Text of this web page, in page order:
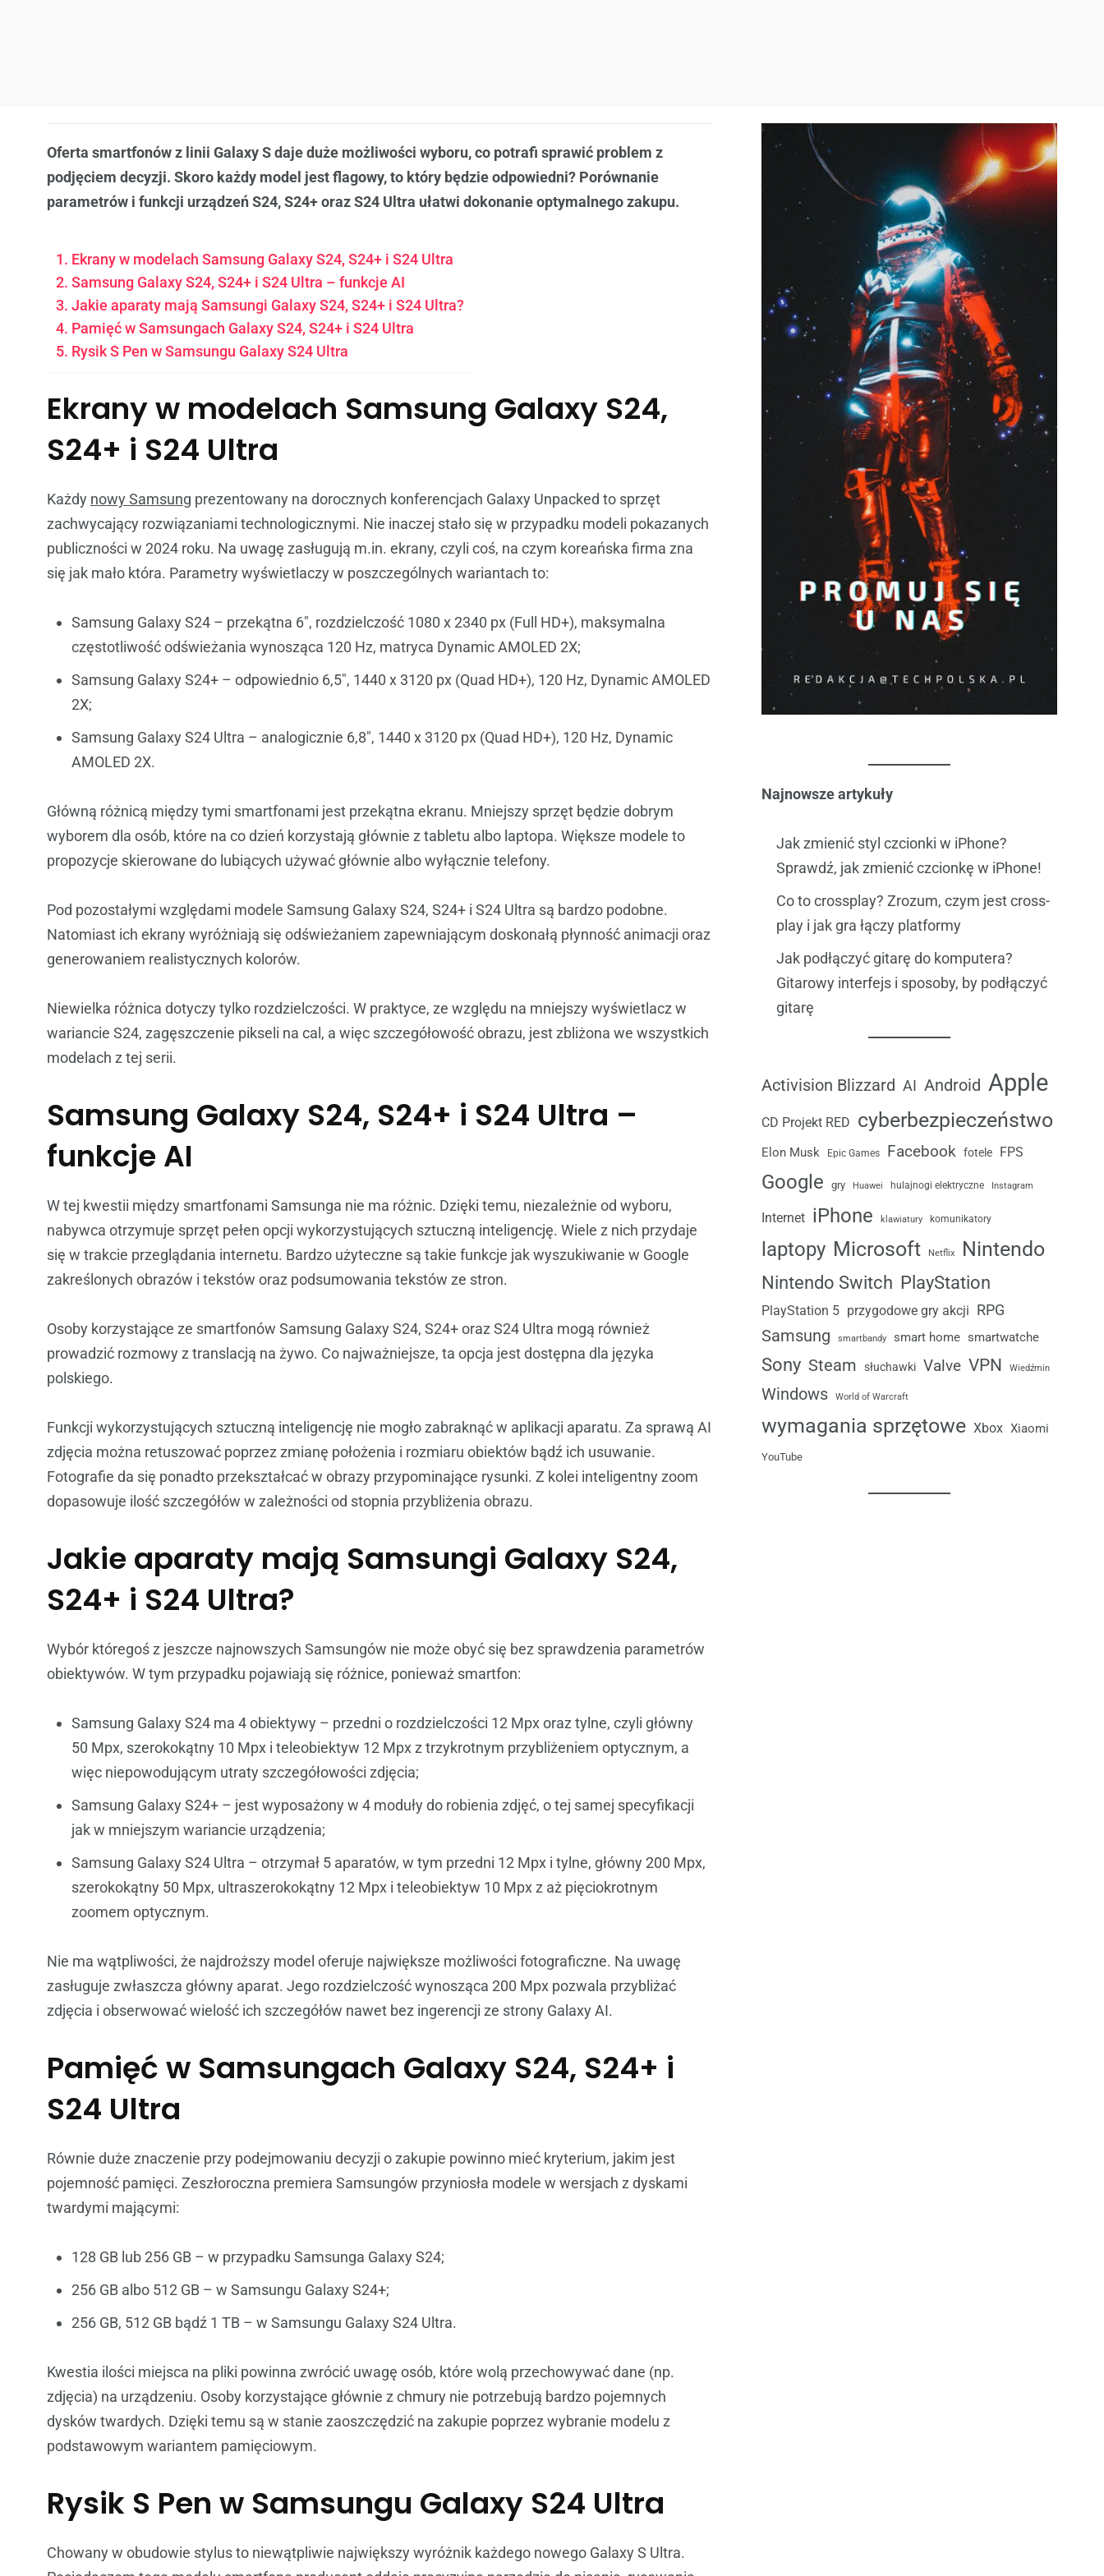
Oferta smartfonów z linii Galaxy S daje duże możliwości wyboru, co potrafi sprawić problem z
podjęciem decyzji. Skoro każdy model jest flagowy, to który będzie odpowiedni? Porównanie
parametrów i funkcji urządzeń S24, S24+ oraz S24 Ultra ułatwi dokonanie optymalnego zakupu.
Ekrany w modelach Samsung Galaxy S24, S24+ i S24 Ultra
Samsung Galaxy S24, S24+ i S24 Ultra – funkcje AI
Jakie aparaty mają Samsungi Galaxy S24, S24+ i S24 Ultra?
Pamięć w Samsungach Galaxy S24, S24+ i S24 Ultra
Rysik S Pen w Samsungu Galaxy S24 Ultra
Ekrany w modelach Samsung Galaxy S24,
S24+ i S24 Ultra
Każdy nowy Samsung prezentowany na dorocznych konferencjach Galaxy Unpacked to sprzęt
zachwycający rozwiązaniami technologicznymi. Nie inaczej stało się w przypadku modeli pokazanych
publiczności w 2024 roku. Na uwagę zasługują m.in. ekrany, czyli coś, na czym koreańska firma zna
się jak mało która. Parametry wyświetlaczy w poszczególnych wariantach to:
Samsung Galaxy S24 – przekątna 6″, rozdzielczość 1080 x 2340 px (Full HD+), maksymalna
częstotliwość odświeżania wynosząca 120 Hz, matryca Dynamic AMOLED 2X;
Samsung Galaxy S24+ – odpowiednio 6,5″, 1440 x 3120 px (Quad HD+), 120 Hz, Dynamic AMOLED
2X;
Samsung Galaxy S24 Ultra – analogicznie 6,8″, 1440 x 3120 px (Quad HD+), 120 Hz, Dynamic
AMOLED 2X.
Główną różnicą między tymi smartfonami jest przekątna ekranu. Mniejszy sprzęt będzie dobrym
wyborem dla osób, które na co dzień korzystają głównie z tabletu albo laptopa. Większe modele to
propozycje skierowane do lubiących używać głównie albo wyłącznie telefony.
Pod pozostałymi względami modele Samsung Galaxy S24, S24+ i S24 Ultra są bardzo podobne.
Natomiast ich ekrany wyróżniają się odświeżaniem zapewniającym doskonałą płynność animacji oraz
generowaniem realistycznych kolorów.
Niewielka różnica dotyczy tylko rozdzielczości. W praktyce, ze względu na mniejszy wyświetlacz w
wariancie S24, zagęszczenie pikseli na cal, a więc szczegółowość obrazu, jest zbliżona we wszystkich
modelach z tej serii.
Samsung Galaxy S24, S24+ i S24 Ultra –
funkcje AI
W tej kwestii między smartfonami Samsunga nie ma różnic. Dzięki temu, niezależnie od wyboru,
nabywca otrzymuje sprzęt pełen opcji wykorzystujących sztuczną inteligencję. Wiele z nich przydaje
się w trakcie przeglądania internetu. Bardzo użyteczne są takie funkcje jak wyszukiwanie w Google
zakreślonych obrazów i tekstów oraz podsumowania tekstów ze stron.
Osoby korzystające ze smartfonów Samsung Galaxy S24, S24+ oraz S24 Ultra mogą również
prowadzić rozmowy z translacją na żywo. Co najważniejsze, ta opcja jest dostępna dla języka
polskiego.
Funkcji wykorzystujących sztuczną inteligencję nie mogło zabraknąć w aplikacji aparatu. Za sprawą AI
zdjęcia można retuszować poprzez zmianę położenia i rozmiaru obiektów bądź ich usuwanie.
Fotografie da się ponadto przekształcać w obrazy przypominające rysunki. Z kolei inteligentny zoom
dopasowuje ilość szczegółów w zależności od stopnia przybliżenia obrazu.
Jakie aparaty mają Samsungi Galaxy S24,
S24+ i S24 Ultra?
Wybór któregoś z jeszcze najnowszych Samsungów nie może obyć się bez sprawdzenia parametrów
obiektywów. W tym przypadku pojawiają się różnice, ponieważ smartfon:
Samsung Galaxy S24 ma 4 obiektywy – przedni o rozdzielczości 12 Mpx oraz tylne, czyli główny
50 Mpx, szerokokątny 10 Mpx i teleobiektyw 12 Mpx z trzykrotnym przybliżeniem optycznym, a
więc niepowodującym utraty szczegółowości zdjęcia;
Samsung Galaxy S24+ – jest wyposażony w 4 moduły do robienia zdjęć, o tej samej specyfikacji
jak w mniejszym wariancie urządzenia;
Samsung Galaxy S24 Ultra – otrzymał 5 aparatów, w tym przedni 12 Mpx i tylne, główny 200 Mpx,
szerokokątny 50 Mpx, ultraszerokokątny 12 Mpx i teleobiektyw 10 Mpx z aż pięciokrotnym
zoomem optycznym.
Nie ma wątpliwości, że najdroższy model oferuje największe możliwości fotograficzne. Na uwagę
zasługuje zwłaszcza główny aparat. Jego rozdzielczość wynosząca 200 Mpx pozwala przybliżać
zdjęcia i obserwować wielość ich szczegółów nawet bez ingerencji ze strony Galaxy AI.
Pamięć w Samsungach Galaxy S24, S24+ i
S24 Ultra
Równie duże znaczenie przy podejmowaniu decyzji o zakupie powinno mieć kryterium, jakim jest
pojemność pamięci. Zeszłoroczna premiera Samsungów przyniosła modele w wersjach z dyskami
twardymi mającymi:
128 GB lub 256 GB – w przypadku Samsunga Galaxy S24;
256 GB albo 512 GB – w Samsungu Galaxy S24+;
256 GB, 512 GB bądź 1 TB – w Samsungu Galaxy S24 Ultra.
Kwestia ilości miejsca na pliki powinna zwrócić uwagę osób, które wolą przechowywać dane (np.
zdjęcia) na urządzeniu. Osoby korzystające głównie z chmury nie potrzebują bardzo pojemnych
dysków twardych. Dzięki temu są w stanie zaoszczędzić na zakupie poprzez wybranie modelu z
podstawowym wariantem pamięciowym.
Rysik S Pen w Samsungu Galaxy S24 Ultra
Chowany w obudowie stylus to niewątpliwie największy wyróżnik każdego nowego Galaxy S Ultra.
Najnowsze artykuły
Jak zmienić styl czcionki w iPhone?
Sprawdź, jak zmienić czcionkę w iPhone!
Co to crossplay? Zrozum, czym jest cross-
play i jak gra łączy platformy
Jak podłączyć gitarę do komputera?
Gitarowy interfejs i sposoby, by podłączyć
gitarę
Activision Blizzard AI Android Apple
CD Projekt RED cyberbezpieczeństwo
Elon Musk Epic Games Facebook fotele FPS
Google gry Huawei hulajnogi elektryczne Instagram
Internet iPhone klawiatury komunikatory
laptopy Microsoft Netflix Nintendo
Nintendo Switch PlayStation
PlayStation 5 przygodowe gry akcji RPG
Samsung smartbandy smart home smartwatche
Sony Steam słuchawki Valve VPN Wiedźmin
Windows World of Warcraft
wymagania sprzętowe Xbox Xiaomi
YouTube